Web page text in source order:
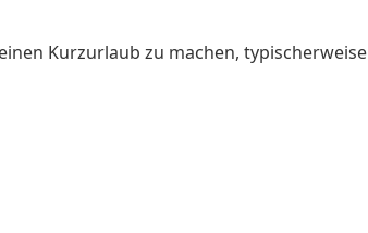
Kurzurlaub zu machen, typischerweise